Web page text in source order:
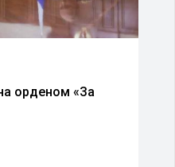
орденом «За